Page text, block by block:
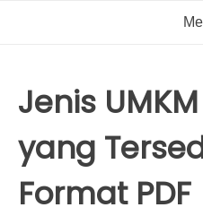
Jenis
yang
Format PDF